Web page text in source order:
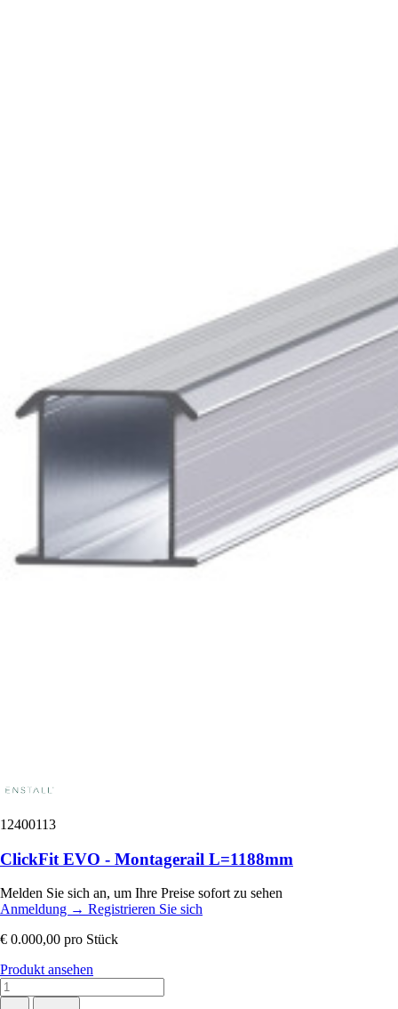
12400113
ClickFit EVO - Montagerail L=1188mm
Melden Sie sich an, um Ihre Preise sofort zu sehen
Anmeldung → Registrieren Sie sich
€ 0.000,00 pro Stück
Produkt ansehen